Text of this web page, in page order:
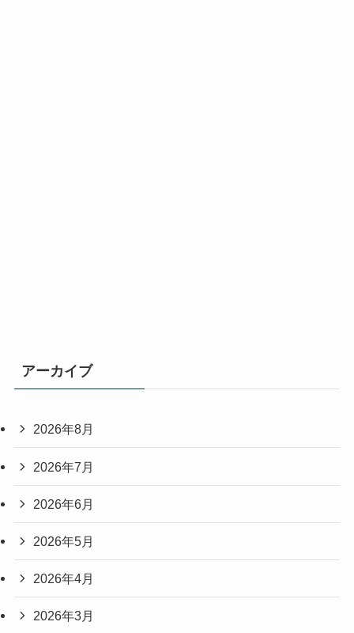
アーカイブ
2026年8月
2026年7月
2026年6月
2026年5月
2026年4月
2026年3月